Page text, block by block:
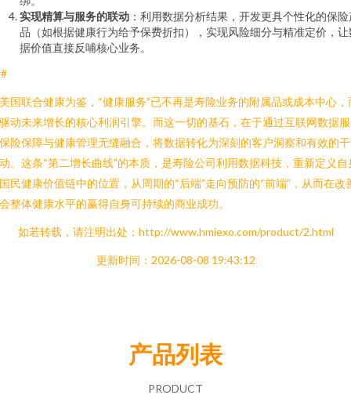
实现精算与服务的联动 ：利用数据分析结果，开发更具个性化的保
品（如根据健康行为给予保费折扣），实现风险细分与精准定价，让
据价值直接反哺核心业务。
国联合健康为鉴，“健康服务”已不再是寿险业务的附属品或成本中心，
动未来增长的核心利润引擎。而这一切的基石，在于通过互联网数据
险保障与健康管理无缝融合，将数据转化为深刻的客户洞察和有效的
。这条“第二增长曲线”的本质，是寿险公司利用数据科技，重新定义自
民健康价值链中的位置，从周期的“后端”走向预防的“前端”，从而在改
整体健康水平的赢得自身可持续的商业成功。
如若转载，请注明出处：http://www.hmiexo.com/product/2.html
更新时间：2026-08-08 19:43:12
产品列表
PRODUCT